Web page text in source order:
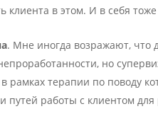
клиента в этом. И в себя
. Мне иногда возражают, что
но
рамках терапии по поводу
путей работы с клиентом